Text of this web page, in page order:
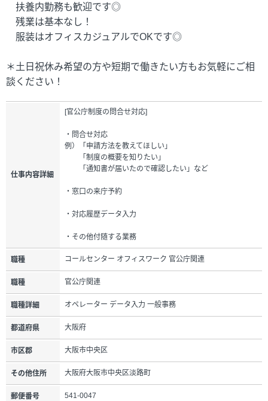
扶養内勤務も歓迎です◎
残業は基本なし！
服装はオフィスカジュアルでOKです◎
＊土日祝休み希望の方や短期で働きたい方もお気軽にご相
談ください！
仕事内容詳細
[官公庁制度の問合せ対応]
・問合せ対応
例）「申請方法を教えてほしい」
「制度の概要を知りたい」
「通知書が届いたので確認したい」など
・窓口の来庁予約
・対応履歴データ入力
・その他付随する業務
職種 コールセンター オフィスワーク 官公庁関連
職種 官公庁関連
職種詳細 オペレーター データ入力 一般事務
都道府県 大阪府
市区郡 大阪市中央区
その他住所 大阪府大阪市中央区淡路町
郵便番号 541-0047